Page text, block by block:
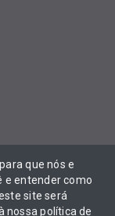
que nós e
e entender como
site será
nossapolítica de